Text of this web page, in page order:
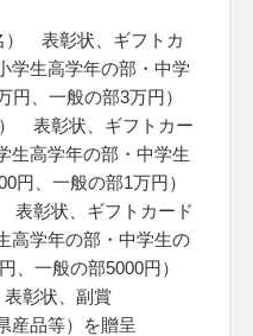
） 表彰状、ギフトカ
学生高学年の部・中学
円、一般の部3万円）
表彰状、ギフトカー
生高学年の部・中学生
円、一般の部1万円）
表彰状、ギフトカード
高学年の部・中学生の
、一般の部5000円）
彰状、副賞
産品等）を贈呈